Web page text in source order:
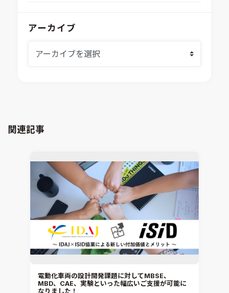
システムシミュレーション
CAD連携・CAE業務支援
MBDプロセス構築コンサルティング
CAEエンジニアリングコンサルティング
音響設計
CAE分野におけるAIコンサルティング
システム構築と開発
modeFRONTIER
Ansys SCADE
Virtual Environment
iconCFD
SIMULIA Abaqus Unified FEA
Simcenter Flotherm
Simcenter Flotherm XT
Ansys Electronics
DEMITASNX
Simcenter 3D Acoustics
Rocky
CATIA V5 Analysis
IDAJからのお知らせ
アーカイブ
関連記事
電動化車両の設計開発課題に対してMBSE、
MBD、CAE、実験といった幅広いご支援が可能に
なりました！